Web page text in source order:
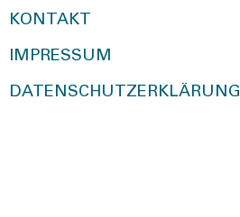
KONTAKT
IMPRESSUM
DATENSCHUTZERKLÄRUNG